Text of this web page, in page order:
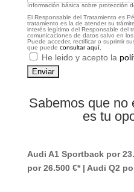
interés
Información básica sobre protección
El Responsable del Tratamiento es
tratamiento es la de atender su
interés legítimo del Responsable del
comunicaciones de datos salvo en
Puede acceder, rectificar o suprimir
que puede consultar aquí.
Politica
de
He leido y acepto la
Sabemos que no
es tu
Audi A1 Sportback por
por 26.500 €* | Audi Q2